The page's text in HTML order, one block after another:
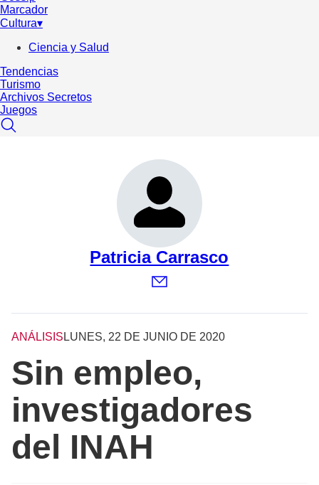
Marcador
Cultura▾
Ciencia y Salud
Tendencias
Turismo
Archivos Secretos
Juegos
Patricia Carrasco
ANÁLISIS LUNES, 22 DE JUNIO DE 2020
Sin empleo,
investigadores
del INAH